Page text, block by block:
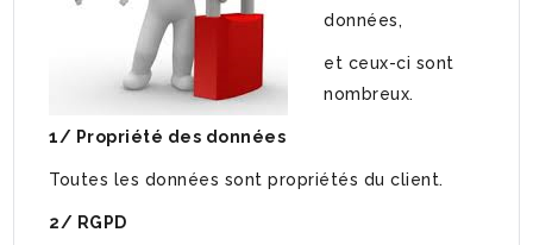
données,
et ceux-ci sont
nombreux.
1/ Propriété des données
Toutes les données sont propriétés du client.
2/ RGPD